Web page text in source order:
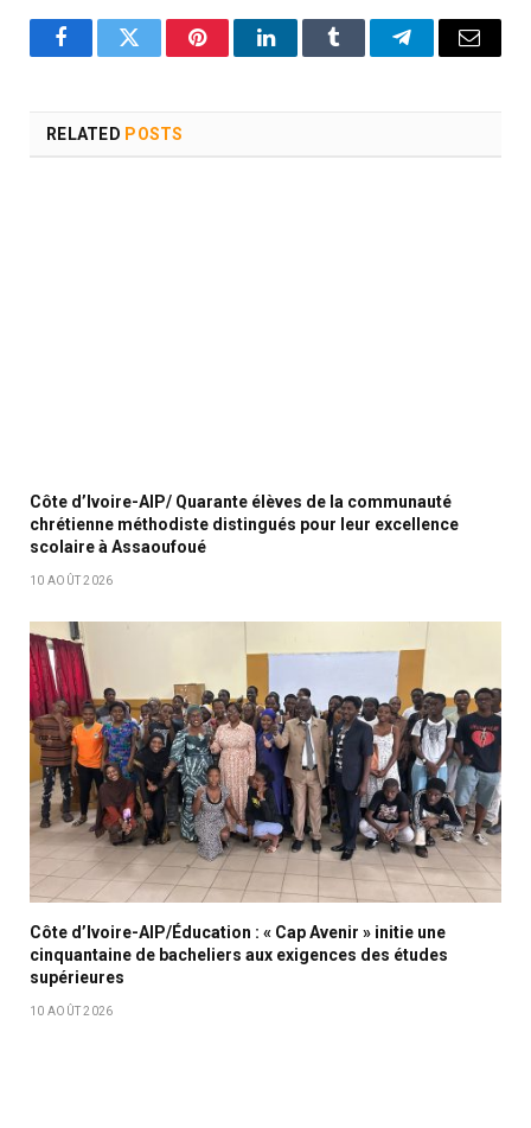
FacebookTwitter PinterestLinkedInTumblr TelegramEmail
RELATED POSTS
Côte d’Ivoire-AIP/ Quarante élèves de la communauté
chrétienne méthodiste distingués pour leur excellence
scolaire à Assaoufoué
10 AOÛT 2026
Côte d’Ivoire-AIP/Éducation : « Cap Avenir » initie une
cinquantaine de bacheliers aux exigences des études
supérieures
10 AOÛT 2026